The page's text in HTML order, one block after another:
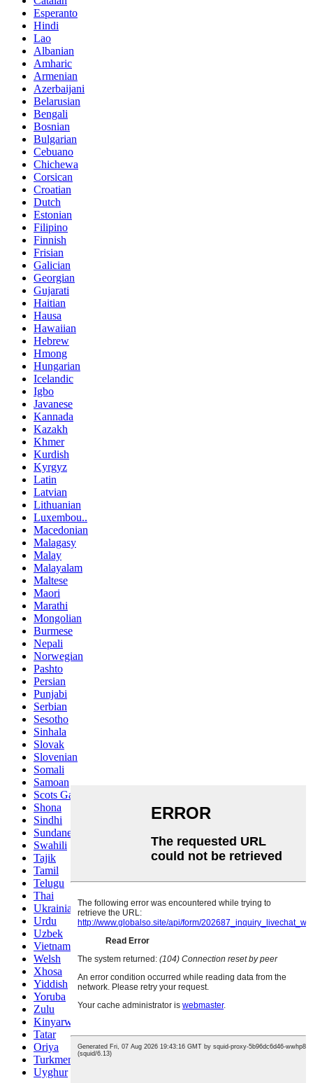
Esperanto
Hindi
Lao
Albanian
Amharic
Armenian
Azerbaijani
Belarusian
Bengali
Bosnian
Bulgarian
Cebuano
Chichewa
Corsican
Croatian
Dutch
Estonian
Filipino
Finnish
Frisian
Galician
Georgian
Gujarati
Haitian
Hausa
Hawaiian
Hebrew
Hmong
Hungarian
Icelandic
Igbo
Javanese
Kannada
Kazakh
Khmer
Kurdish
Kyrgyz
Latin
Latvian
Lithuanian
Luxembou..
Macedonian
Malagasy
Malay
Malayalam
Maltese
Maori
Marathi
Mongolian
Burmese
Nepali
Norwegian
Pashto
Persian
Punjabi
Serbian
Sesotho
Sinhala
Slovak
Slovenian
Somali
Samoan
Scots Gaelic
Shona
Sindhi
Sundanese
Swahili
Tajik
Tamil
Telugu
Thai
Ukrainian
Urdu
Uzbek
Vietnamese
Welsh
Xhosa
Yiddish
Yoruba
Zulu
Kinyarwanda
Tatar
Oriya
Turkmen
Uyghur